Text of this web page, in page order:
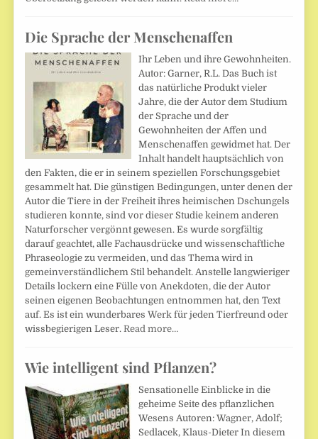
Die Sprache der Menschenaffen
Ihr Leben und ihre Gewohnheiten.
Autor: Garner, R.L. Das Buch ist
das natürliche Produkt vieler
Jahre, die der Autor dem Studium
der Sprache und der
Gewohnheiten der Affen und
Menschenaffen gewidmet hat. Der
Inhalt handelt hauptsächlich von
den Fakten, die er in seinem speziellen Forschungsgebiet
gesammelt hat. Die günstigen Bedingungen, unter denen der
Autor die Tiere in der Freiheit ihres heimischen Dschungels
studieren konnte, sind vor dieser Studie keinem anderen
Naturforscher vergönnt gewesen. Es wurde sorgfältig
darauf geachtet, alle Fachausdrücke und wissenschaftliche
Phraseologie zu vermeiden, und das Thema wird in
gemeinverständlichem Stil behandelt. Anstelle langwieriger
Details lockern eine Fülle von Anekdoten, die der Autor
seinen eigenen Beobachtungen entnommen hat, den Text
auf. Es ist ein wunderbares Werk für jeden Tierfreund oder
wissbegierigen Leser. Read more…
Wie intelligent sind Pflanzen?
Sensationelle Einblicke in die
geheime Seite des pflanzlichen
Wesens Autoren: Wagner, Adolf;
Sedlacek, Klaus-Dieter In diesem